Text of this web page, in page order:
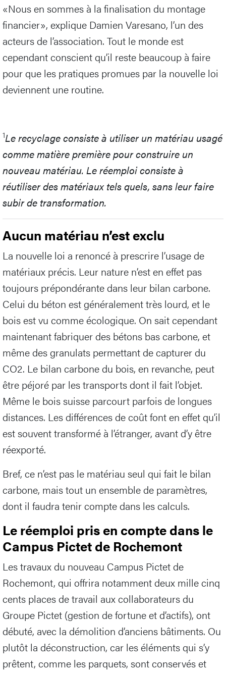
«Nous en sommes à la finalisation du montage
financier», explique Damien Varesano, l’un des
acteurs de l’association. Tout le monde est
cependant conscient qu’il reste beaucoup à faire
pour que les pratiques promues par la nouvelle loi
deviennent une routine.
1Le recyclage consiste à utiliser un matériau usagé
comme matière première pour construire un
nouveau matériau. Le réemploi consiste à
réutiliser des matériaux tels quels, sans leur faire
subir de transformation.
Aucun matériau n’est exclu
La nouvelle loi a renoncé à prescrire l’usage de
matériaux précis. Leur nature n’est en effet pas
toujours prépondérante dans leur bilan carbone.
Celui du béton est généralement très lourd, et le
bois est vu comme écologique. On sait cependant
maintenant fabriquer des bétons bas carbone, et
même des granulats permettant de capturer du
CO2. Le bilan carbone du bois, en revanche, peut
être péjoré par les transports dont il fait l’objet.
Même le bois suisse parcourt parfois de longues
distances. Les différences de coût font en effet qu’il
est souvent transformé à l’étranger, avant d’y être
réexporté.
Bref, ce n’est pas le matériau seul qui fait le bilan
carbone, mais tout un ensemble de paramètres,
dont il faudra tenir compte dans les calculs.
Le réemploi pris en compte dans le
Campus Pictet de Rochemont
Les travaux du nouveau Campus Pictet de
Rochemont, qui offrira notamment deux mille cinq
cents places de travail aux collaborateurs du
Groupe Pictet (gestion de fortune et d’actifs), ont
débuté, avec la démolition d’anciens bâtiments. Ou
plutôt la déconstruction, car les éléments qui s’y
prêtent, comme les parquets, sont conservés et